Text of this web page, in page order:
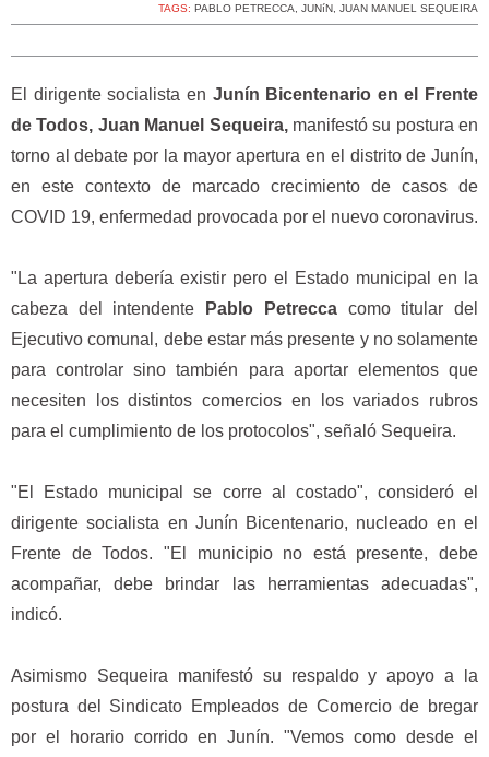
TAGS: PABLO PETRECCA, JUNíN, JUAN MANUEL SEQUEIRA
El dirigente socialista en Junín Bicentenario en el Frente
de Todos, Juan Manuel Sequeira, manifestó su postura en
torno al debate por la mayor apertura en el distrito de Junín,
en este contexto de marcado crecimiento de casos de
COVID 19, enfermedad provocada por el nuevo coronavirus.
"La apertura debería existir pero el Estado municipal en la
cabeza del intendente
Pablo Petreccacomo titular del
Ejecutivo comunal, debe estar más presente y no solamente
para controlar sino también para aportar elementos que
necesiten los distintos comercios en los variados rubros
para el cumplimiento de los protocolos", señaló Sequeira.
"El Estado municipal se corre al costado", consideró el
dirigente socialista en Junín Bicentenario, nucleado en el
Frente de Todos. "El municipio no está presente, debe
acompañar, debe brindar las herramientas adecuadas",
indicó.
Asimismo Sequeira manifestó su respaldo y apoyo a la
postura del Sindicato Empleados de Comercio de bregar
por el horario corrido en Junín. "Vemos como desde el